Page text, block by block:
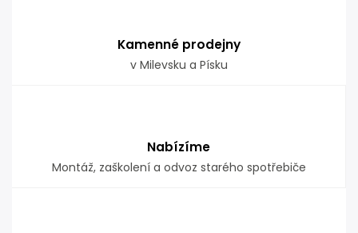
Kamenné prodejny
v Milevsku a Písku
Nabízíme
Montáž, zaškolení a odvoz starého spotřebiče